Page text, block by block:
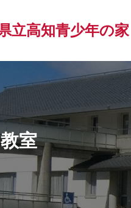
立高知青少年の家
室